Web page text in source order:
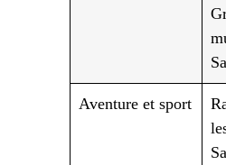
Aventure et sport